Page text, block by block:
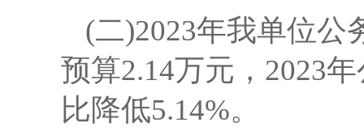
(二)2023年我单位公
预算2.14万元，2023
比降低5.14%。